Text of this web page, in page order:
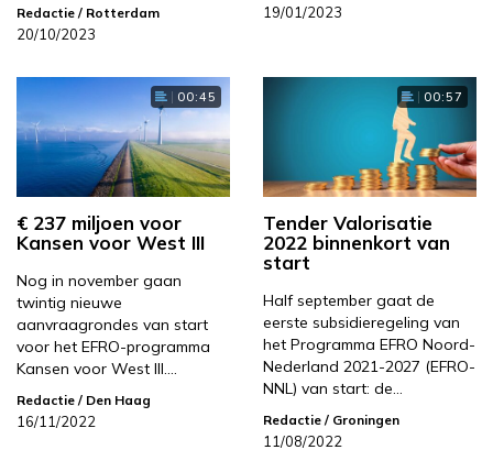
Redactie / Rotterdam
20/10/2023
19/01/2023
00:45
€ 237 miljoen voor
Kansen voor West III
Nog in november gaan
twintig nieuwe
aanvraagrondes van start
voor het EFRO-programma
Kansen voor West III.…
Redactie / Den Haag
16/11/2022
00:57
Tender Valorisatie
2022 binnenkort van
start
Half september gaat de
eerste subsidieregeling van
het Programma EFRO Noord-
Nederland 2021-2027 (EFRO-
NNL) van start: de…
Redactie / Groningen
11/08/2022